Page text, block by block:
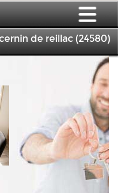
de reillac (24580)